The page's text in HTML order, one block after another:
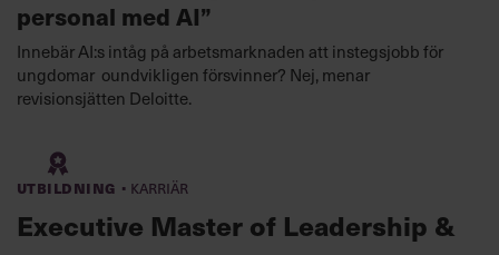
personal med AI”
Innebär AI:s intåg på arbetsmarknaden att instegsjobb för
ungdomar oundvikligen försvinner? Nej, menar
revisionsjätten Deloitte.
Utbildning · Karriär
Executive Master of Leadership &